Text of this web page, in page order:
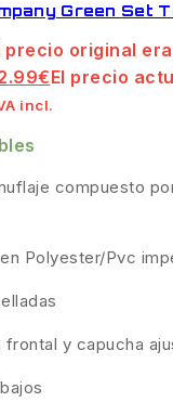
Green Set
precio original
€El precio
incl.
compuesto
Polyester/Pvc
frontal y capucha